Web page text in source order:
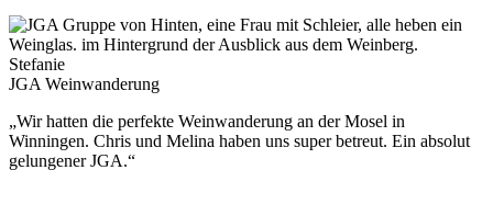
Stefanie
JGA Weinwanderung
„Wir hatten die perfekte Weinwanderung an der Mosel in
Winningen. Chris und Melina haben uns super betreut. Ein absolut
gelungener JGA.“